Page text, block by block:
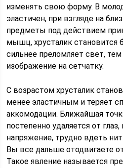
изменять свою форму. В
эластичен, при взгляде на
предметы под действием
мышц, хрусталик становится
сильнее преломляет свет,
изображение на сетчатку.
С возрастом хрусталик
менее эластичным и теряет
аккомодации. Ближайшая
постепенно удаляется от
напряжение, трудно вдеть
Вы все дальше отодвигаете от
Такое явление называется